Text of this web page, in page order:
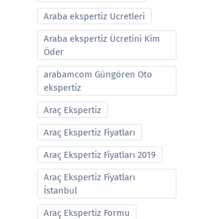
Araba ekspertiz Ucretleri
Araba ekspertiz Ücretini Kim
Öder
arabamcom Güngören Oto
ekspertiz
Araç Ekspertiz
Araç Ekspertiz Fiyatları
Araç Ekspertiz Fiyatları 2019
Araç Ekspertiz Fiyatları
İstanbul
Araç Ekspertiz Formu